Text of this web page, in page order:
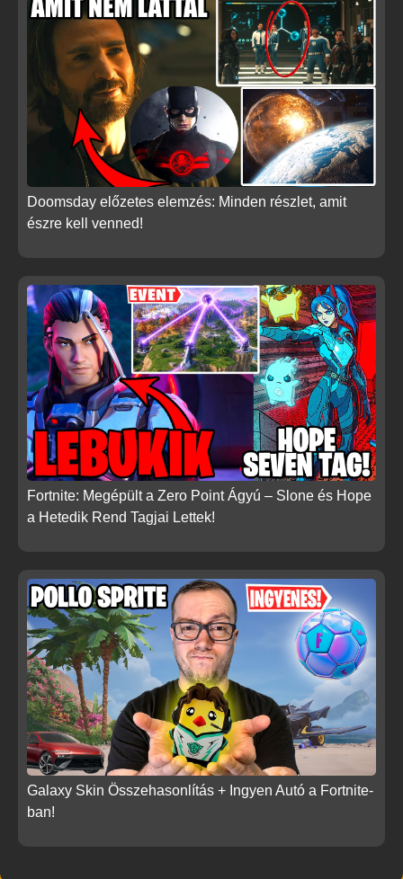
Doomsday előzetes elemzés: Minden részlet, amit
észre kell venned!
Fortnite: Megépült a Zero Point Ágyú – Slone és Hope
a Hetedik Rend Tagjai Lettek!
Galaxy Skin Összehasonlítás + Ingyen Autó a Fortnite-
ban!